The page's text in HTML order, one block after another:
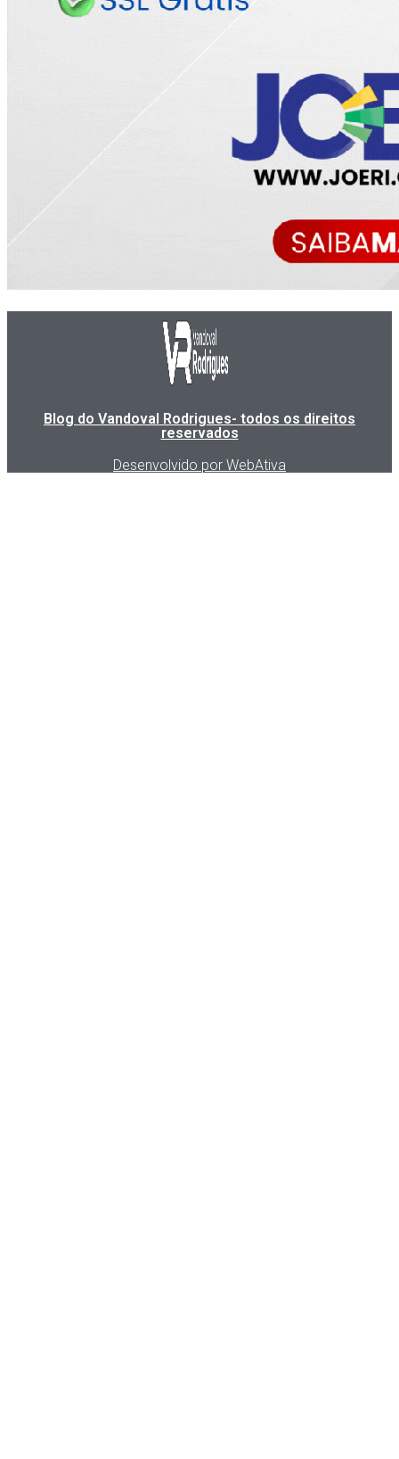
Blog do Vandoval Rodrigues- todos os direitos
reservados
Desenvolvido por WebAtiva